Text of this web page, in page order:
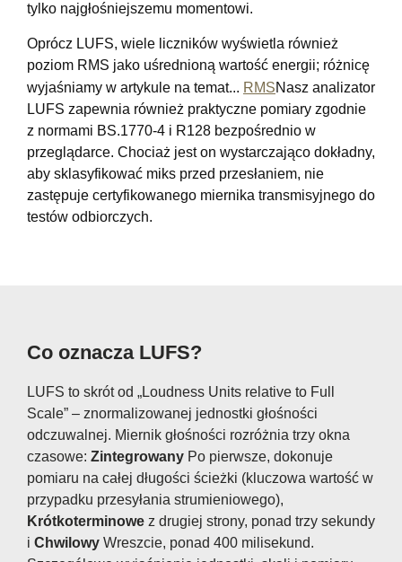
tylko najgłośniejszemu momentowi.
Oprócz LUFS, wiele liczników wyświetla również
poziom RMS jako uśrednioną wartość energii; różnicę
wyjaśniamy w artykule na temat... RMSNasz analizator
LUFS zapewnia również praktyczne pomiary zgodnie
z normami BS.1770-4 i R128 bezpośrednio w
przeglądarce. Chociaż jest on wystarczająco dokładny,
aby sklasyfikować miks przed przesłaniem, nie
zastępuje certyfikowanego miernika transmisyjnego do
testów odbiorczych.
Co oznacza LUFS?
LUFS to skrót od „Loudness Units relative to Full
Scale” – znormalizowanej jednostki głośności
odczuwalnej. Miernik głośności rozróżnia trzy okna
czasowe: Zintegrowany Po pierwsze, dokonuje
pomiaru na całej długości ścieżki (kluczowa wartość w
przypadku przesyłania strumieniowego),
Krótkoterminowe z drugiej strony, ponad trzy sekundy
i Chwilowy Wreszcie, ponad 400 milisekund.